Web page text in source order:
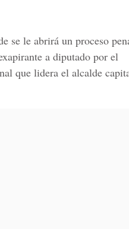
se le abrirá un proceso
a diputado por el
que lidera el alcalde